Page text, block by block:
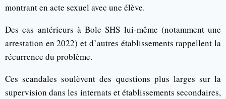
montrant en acte sexuel avec une élève.
Des cas antérieurs à Bole SHS lui-même (notamment une
arrestation en 2022) et d’autres établissements rappellent la
récurrence du problème.
Ces scandales soulèvent des questions plus larges sur la
supervision dans les internats et établissements secondaires,